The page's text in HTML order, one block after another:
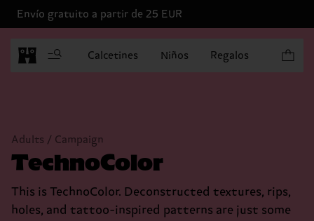
Envío gratuito a partir de 25 EUR
Calcetines Niños Regalos
Adults / Campaign
TechnoColor
This is TechnoColor. Deconstructed textures, rips,
holes, and tattoo-inspired patterns are just some